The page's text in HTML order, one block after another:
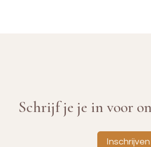
Schrijf je je in voor
Inschrijven